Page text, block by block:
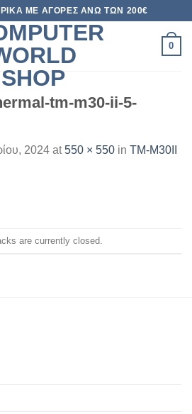
ΜΕ ΑΓΟΡΈΣ ΆΝΩ ΤΩΝ 200€
0
tm-m30-ii-5-
2024 at550 × 550 in TM-M30II
are currently closed.